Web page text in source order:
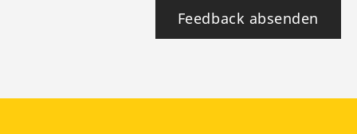
Feedback absenden